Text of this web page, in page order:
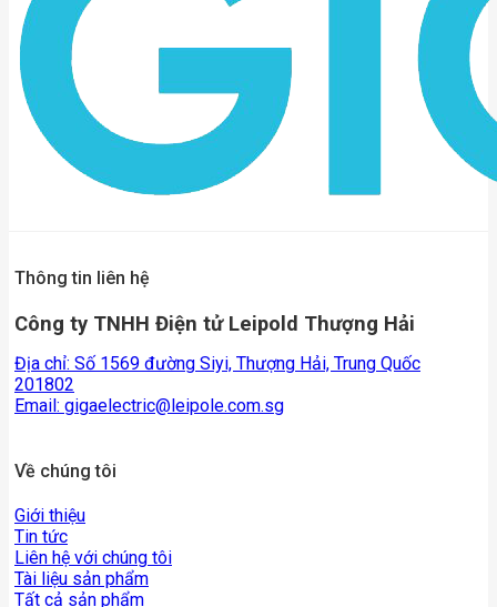
Thông tin liên hệ
Công ty TNHH Điện tử Leipold Thượng Hải
Địa chỉ: Số 1569 đường Siyi, Thượng Hải, Trung Quốc
201802
Email: gigaelectric@leipole.com.sg
Về chúng tôi
Giới thiệu
Tin tức
Liên hệ với chúng tôi
Tài liệu sản phẩm
Tất cả sản phẩm